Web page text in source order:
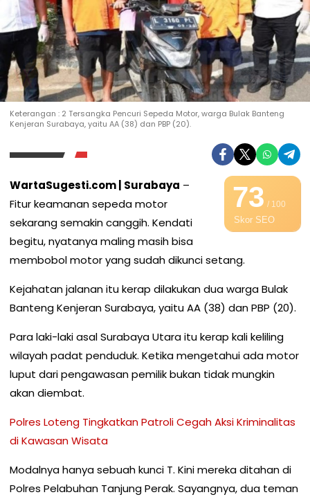
Keterangan : 2 Tersangka Pencuri Sepeda Motor, warga Bulak Banteng
Kenjeran Surabaya, yaitu AA (38) dan PBP (20).
73/ 100
Skor SEO
WartaSugesti.com | Surabaya –
Fitur keamanan sepeda motor
sekarang semakin canggih. Kendati
begitu, nyatanya maling masih bisa
membobol motor yang sudah dikunci setang.
Kejahatan jalanan itu kerap dilakukan dua warga Bulak
Banteng Kenjeran Surabaya, yaitu AA (38) dan PBP (20).
Para laki-laki asal Surabaya Utara itu kerap kali keliling
wilayah padat penduduk. Ketika mengetahui ada motor
luput dari pengawasan pemilik bukan tidak mungkin
akan diembat.
Polres Loteng Tingkatkan Patroli Cegah Aksi Kriminalitas
di Kawasan Wisata
Modalnya hanya sebuah kunci T. Kini mereka ditahan di
Polres Pelabuhan Tanjung Perak. Sayangnya, dua teman